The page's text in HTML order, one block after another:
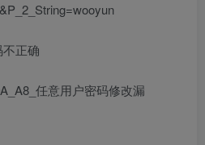
正确
任意用户密码修改漏